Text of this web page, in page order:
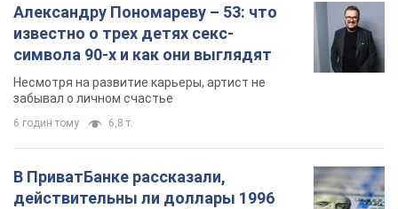
Александру Пономареву – 53: что
известно о трех детях секс-
символа 90-х и как они выглядят
Несмотря на развитие карьеры, артист не
забывал о личном счастье
6 годин тому 6,8 т.
В ПриватБанке рассказали,
действительны ли доллары 1996